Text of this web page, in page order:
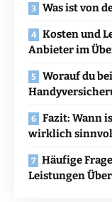
Was ist von
Kosten und
Anbieter im
Worauf du
Fazit: Wann
wirklich
Häufige
Leistungen